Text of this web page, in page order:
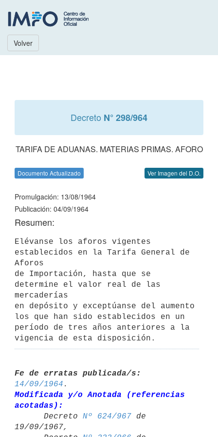
Volver
Decreto N° 298/964
TARIFA DE ADUANAS. MATERIAS PRIMAS. AFORO
Documento Actualizado Ver Imagen del D.O.
Promulgación: 13/08/1964
Publicación: 04/09/1964
Resumen:
Elévanse los aforos vigentes
establecidos en la Tarifa General de
Aforos
de Importación, hasta que se
determine el valor real de las
mercaderías
en depósito y exceptúanse del aumento
los que han sido establecidos en un
período de tres años anteriores a la
vigencia de esta disposición.
Fe de erratas publicada/s:
14/09/1964
Modificada y/o Anotada (referencias
acotadas):
Decreto Nº 624/967 de
19/09/1967,